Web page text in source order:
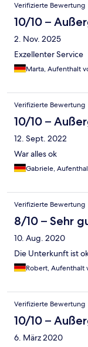
Verifizierte Bewertung
10/10 –
2. Nov. 2025
Exzellenter Service
Marta, Aufenthalt
Verifizierte Bewertung
10/10 –
12. Sept. 2022
War alles ok
Gabriele,
Verifizierte Bewertung
8/10 – Sehr
10. Aug. 2020
Die Unterkunft ist
Robert, Aufenthalt
Verifizierte Bewertung
10/10 –
6. März 2020